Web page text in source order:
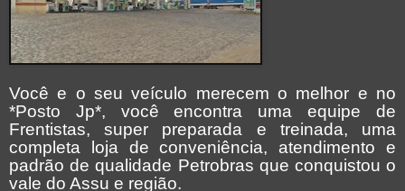
Você e o seu veículo merecem o melhor e no
*Posto Jp*, você encontra uma equipe de
Frentistas, super preparada e treinada, uma
completa loja de conveniência, atendimento e
padrão de qualidade Petrobras que conquistou o
vale do Assu e região.